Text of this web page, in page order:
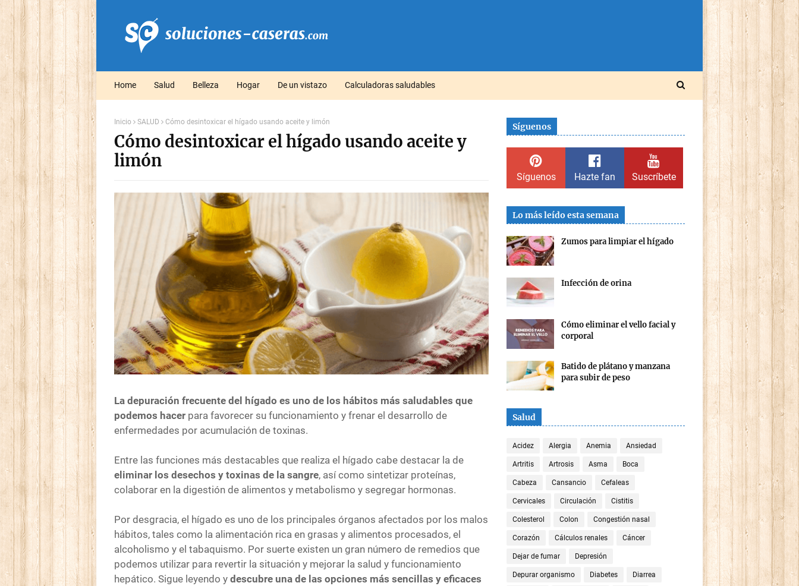
Home Salud Belleza Hogar De un vistazo Calculadoras saludables
Inicio SALUD Cómo desintoxicar el hígado usando aceite y limón
Cómo desintoxicar el hígado usando aceite y
limón
La depuración frecuente del hígado es uno de los hábitos más saludables que
podemos hacer para favorecer su funcionamiento y frenar el desarrollo de
enfermedades por acumulación de toxinas.
Entre las funciones más destacables que realiza el hígado cabe destacar la de
eliminar los desechos y toxinas de la sangre, así como sintetizar proteínas,
colaborar en la digestión de alimentos y metabolismo y segregar hormonas.
Por desgracia, el hígado es uno de los principales órganos afectados por los malos
hábitos, tales como la alimentación rica en grasas y alimentos procesados, el
alcoholismo y el tabaquismo. Por suerte existen un gran número de remedios que
podemos utilizar para revertir la situación y mejorar la salud y funcionamiento
hepático. Sigue leyendo y descubre una de las opciones más sencillas y eficaces
Síguenos
Síguenos Hazte fan Suscríbete
Lo más leído esta semana
Zumos para limpiar el hígado
Infección de orina
Cómo eliminar el vello facial y
corporal
Batido de plátano y manzana
para subir de peso
Salud
Acidez Alergia Anemia Ansiedad
Artritis Artrosis Asma Boca
Cabeza Cansancio Cefaleas
Cervicales Circulación Cistitis
Colesterol Colon Congestión nasal
Corazón Cálculos renales Cáncer
Dejar de fumar Depresión
Depurar organismo Diabetes Diarrea